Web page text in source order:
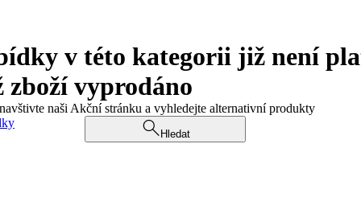
v této kategorii již není
zboží vyprodáno
naši Akční stránku a vyhledejte alternativní produkty
Hledat